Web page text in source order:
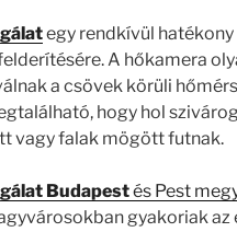
egy rendkívül
A hőkamera
a csövek körüli
hogy hol
vagy falak mögött futnak.
Budapestés Pest
gyakoriak